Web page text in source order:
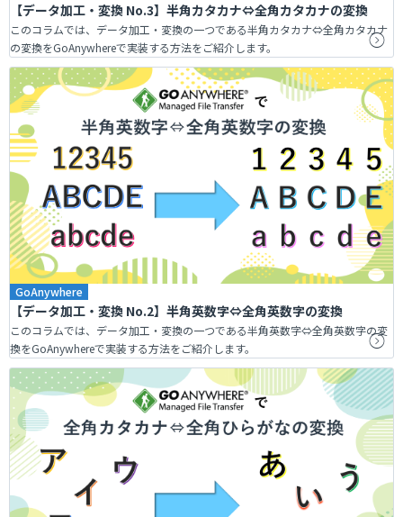
【データ加工・変換 No.3】半角カタカナ⇔全角カタカナの変換
このコラムでは、データ加工・変換の一つである半角カタカナ⇔全角カタカナ
の変換をGoAnywhereで実装する方法をご紹介します。
GoAnywhere
【データ加工・変換 No.2】半角英数字⇔全角英数字の変換
このコラムでは、データ加工・変換の一つである半角英数字⇔全角英数字の変
換をGoAnywhereで実装する方法をご紹介します。